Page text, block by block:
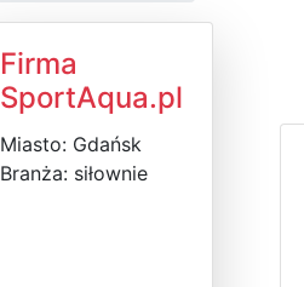
Firma
SportAqua.pl
Miasto: Gdańsk
Branża: siłownie